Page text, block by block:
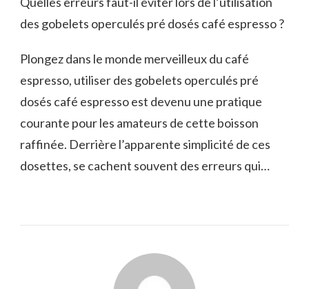
des gobelets operculés pré dosés café espresso ?
Plongez dans le monde merveilleux du café
espresso, utiliser des gobelets operculés pré
dosés café espresso est devenu une pratique
courante pour les amateurs de cette boisson
raffinée. Derrière l’apparente simplicité de ces
dosettes, se cachent souvent des erreurs qui…